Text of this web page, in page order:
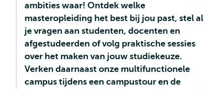
ambities waar! Ontdek welke
masteropleiding het best bij jou past, stel al
je vragen aan studenten, docenten en
afgestudeerden of volg praktische sessies
over het maken van jouw studiekeuze.
Verken daarnaast onze multifunctionele
campus tijdens een campustour en de